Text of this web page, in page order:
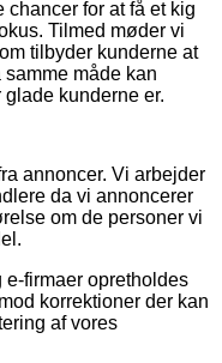
for at få et kig
Tilmed møder vi
tilbyder kunderne at
måde kan
kunderne er.
annoncer. Vi arbejder
da vi annoncerer
om de personer vi
firmaer opretholdes
korrektioner der kan
af vores